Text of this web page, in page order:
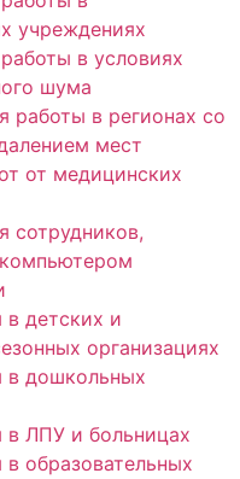
учреждениях
в условиях
шума
работы в регионах со
мест
от медицинских
сотрудников,
детских и
организациях
дошкольных
ЛПУ и больницах
образовательных